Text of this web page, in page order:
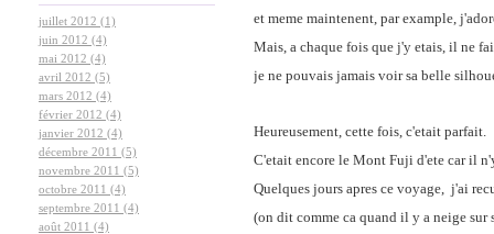
et meme maintenent, par example,
Mais, a chaque fois que j'y etais, il ne
je ne pouvais jamais voir sa belle
Heureusement, cette fois, c'etait parfait.
C'etait encore le Mont Fuji d'ete car il
Quelques jours apres ce voyage, j'ai
(on dit comme ca quand il y a neige sur
juillet 2012 (1)
juin 2012 (4)
mai 2012 (4)
avril 2012 (5)
mars 2012 (4)
février 2012 (4)
janvier 2012 (4)
décembre 2011 (5)
novembre 2011 (5)
octobre 2011 (4)
septembre 2011 (4)
août 2011 (4)